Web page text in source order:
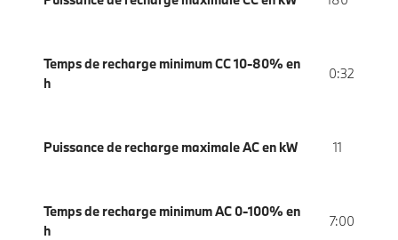
Temps de recharge minimum CC 10-80% en
h
0:32
Puissance de recharge maximale AC en kW 11
Temps de recharge minimum AC 0-100% en
h
7:00